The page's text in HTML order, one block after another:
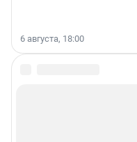
6 августа, 18:00